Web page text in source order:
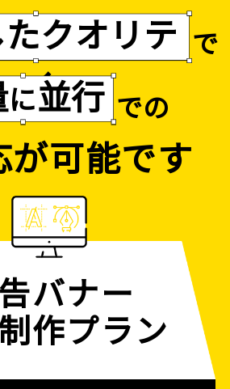
クオリテ
ィ
で
に並行 での
が可能です
バナー
作プラン